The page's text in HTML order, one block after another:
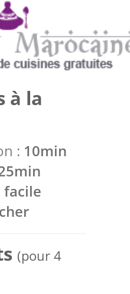
à la
: 10min
facile
(pour 4